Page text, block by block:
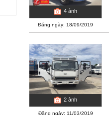
4 ảnh
Đăng ngày: 18/09/2019
2 ảnh
Đăng ngày: 11/03/2019